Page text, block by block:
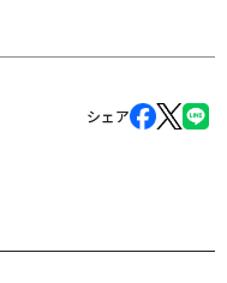
シェア